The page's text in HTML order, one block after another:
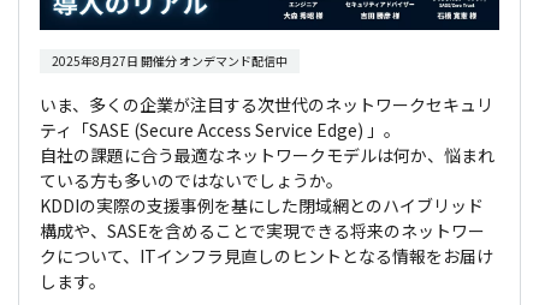
2025年8月27日 開催分 オンデマンド配信中
いま、多くの企業が注目する次世代のネットワークセキュリ
ティ「SASE (Secure Access Service Edge) 」。
自社の課題に合う最適なネットワークモデルは何か、悩まれ
ている方も多いのではないでしょうか。
KDDIの実際の支援事例を基にした閉域網とのハイブリッド
構成や、SASEを含めることで実現できる将来のネットワー
クについて、ITインフラ見直しのヒントとなる情報をお届け
します。